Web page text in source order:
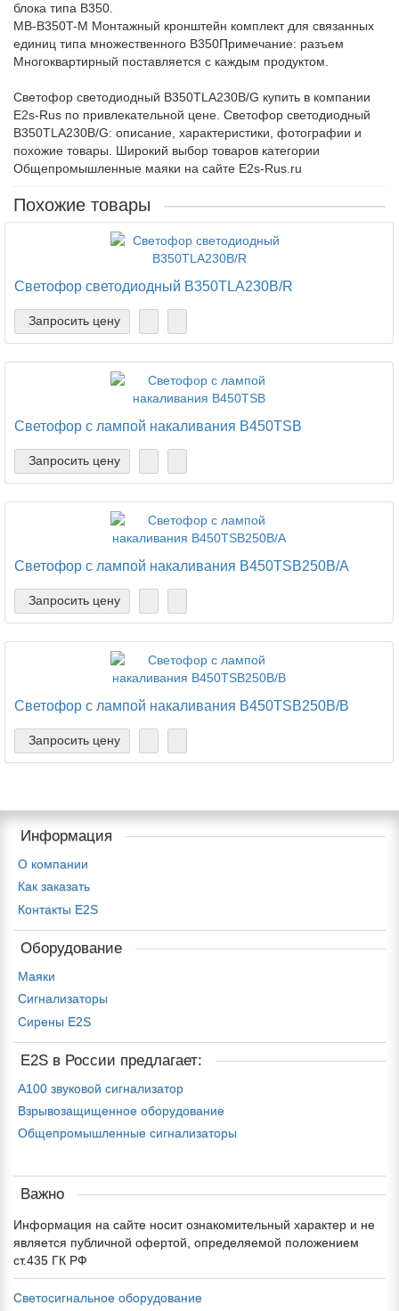
блока типа B350.
MB-B350T-М Монтажный кронштейн комплект для связанных
единиц типа множественного B350Примечание: разъем
Многоквартирный поставляется с каждым продуктом.
Светофор светодиодный B350TLA230B/G купить в компании
E2s-Rus по привлекательной цене. Светофор светодиодный
B350TLA230B/G: описание, характеристики, фотографии и
похожие товары. Широкий выбор товаров категории
Общепромышленные маяки на сайте E2s-Rus.ru
Похожие товары
Светофор светодиодный B350TLA230B/R
Запросить цену
Светофор с лампой накаливания B450TSB
Запросить цену
Светофор с лампой накаливания B450TSB250B/A
Запросить цену
Светофор с лампой накаливания B450TSB250B/B
Запросить цену
Информация
О компании
Как заказать
Контакты E2S
Оборудование
Маяки
Сигнализаторы
Сирены E2S
E2S в России предлагает:
A100 звуковой сигнализатор
Взрывозащищенное оборудование
Общепромышленные сигнализаторы
Важно
Информация на сайте носит ознакомительный характер и не
является публичной офертой, определяемой положением
ст.435 ГК РФ
Светосигнальное оборудование